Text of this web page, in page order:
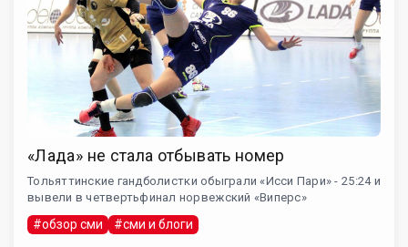
«Лада» не стала отбывать номер
Тольяттинские гандболистки обыграли «Исси Пари» - 25:24 и
вывели в четвертьфинал норвежский «Виперс»
#обзор сми #сми и блоги